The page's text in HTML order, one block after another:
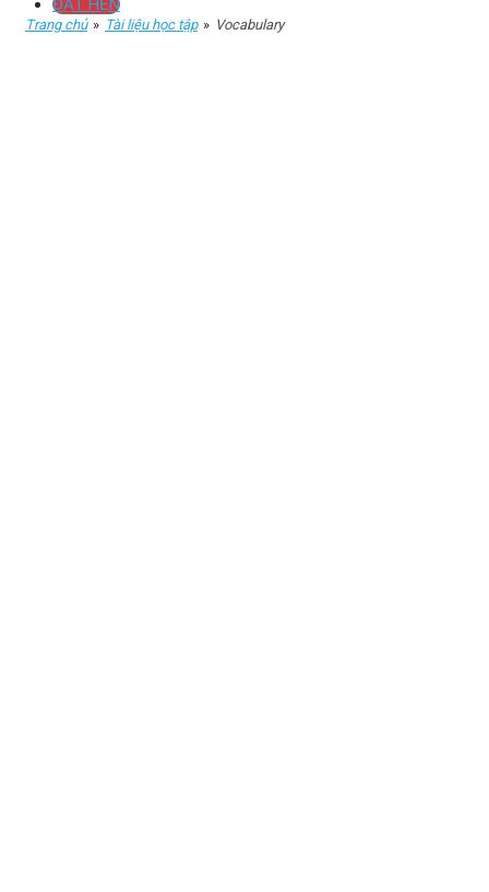
ĐẶT HẸN
Trang chủ » Tài liệu học tập » Vocabulary